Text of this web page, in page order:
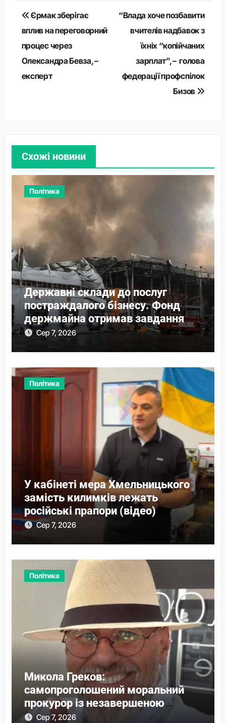
Навігація
записів
Єрмак зберігає
вплив на переговорний
процес через
Олександра Бевза, –
експерт
“Влада хоче позбавити
вчителів надбавок з
їхніх “копійчаних
зарплат”, – голова
федерації профспілок
Бизов
Схожі новини
Політика
Державні склади до послуг
постраждалого бізнесу. Фонд
держмайна отримав завдання
від прем’єра
Сер 7, 2026
Політика
У кабінеті мера Хмельницького
замість килимків лежать
російські прапори (відео)
Сер 7, 2026
Політика
Микола Греков:
самопроголошений моральний
прокурор із незавершеною
власною справою
Сер 7, 2026